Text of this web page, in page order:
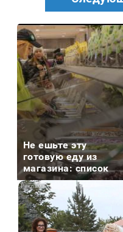
Не ешьте эту
готовую еду из
магазина: список